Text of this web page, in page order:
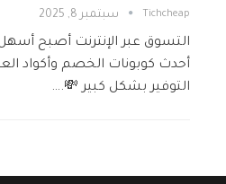
Tichcheap سبتمبر 8, 2025
التسوق عبر الإنترنت أصبح
أحدث كوبونات الخصم وأكواد
التوفير بشكل كبير 💸.…